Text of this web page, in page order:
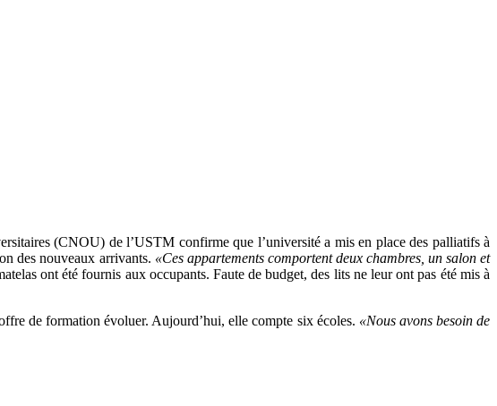
(CNOU) de l’USTM confirme que l’université a mis en place des palliatifs à
des nouveaux arrivants. «Ces appartements comportent deux chambres, un salon et
ont été fournis aux occupants. Faute de budget, des lits ne leur ont pas été mis à
de formation évoluer. Aujourd’hui, elle compte six écoles. «Nous avons besoin de